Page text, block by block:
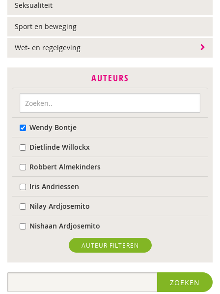
Seksualiteit
Sport en beweging
Wet- en regelgeving
AUTEURS
Wendy Bontje
Dietlinde Willockx
Robbert Almekinders
Iris Andriessen
Nilay Ardjosemito
Nishaan Ardjosemito
Siela Ardjosemito-Jethoe
Nicole van Asten
AUTEUR FILTEREN
ZOEKEN